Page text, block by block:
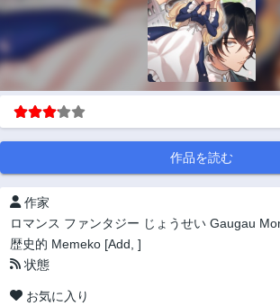
作品を読む
作家
ロマンス ファンタジー じょうせい Gaugau
歴史的 Memeko [Add, ]
状態
お気に入り